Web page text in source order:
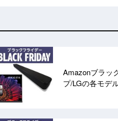
Amazonブラッ
プ/LGの各モデ